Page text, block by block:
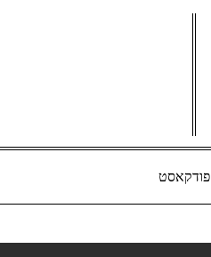
פודקאסט